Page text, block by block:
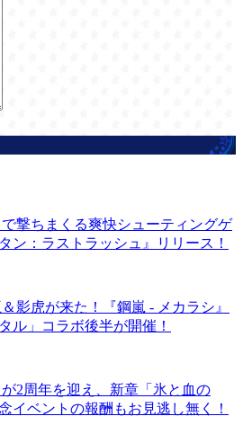
撃ちまくる爽快シューティングゲ
ン：ラストラッシュ』リリース！
影虎が来た！『鋼嵐 - メカラシ』
ル」コラボ後半が開催！
が2周年を迎え、新章「氷と血の
イベントの報酬もお見逃し無く！